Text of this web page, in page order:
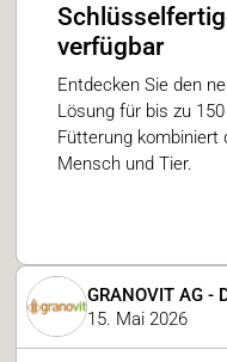
verfügbar
Entdecken Sie den
Lösung für bis zu
Fütterung
Mensch und Tier.
GRANOVIT AG -
15. Mai 2026